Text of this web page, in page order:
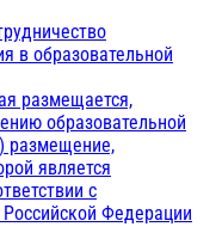
в образовательной
размещается,
образовательной
размещение,
является
с
Федерации